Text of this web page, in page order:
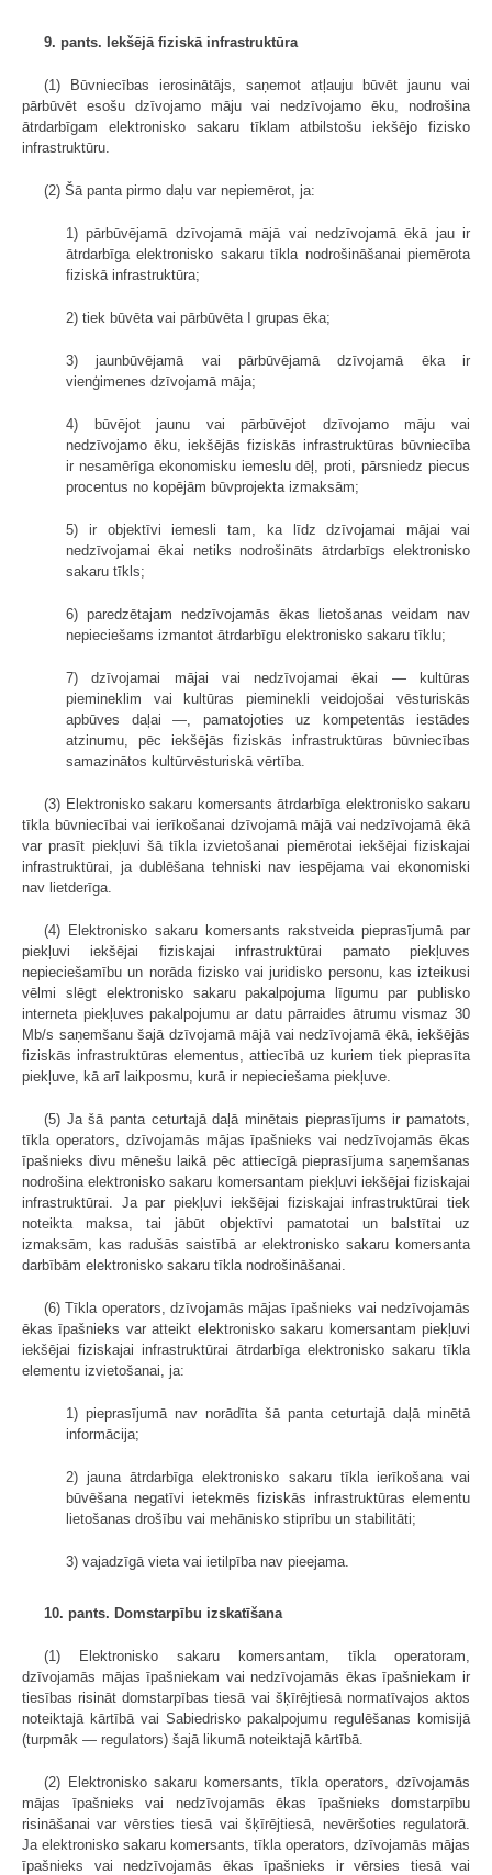
9. pants. Iekšējā fiziskā infrastruktūra
(1) Būvniecības ierosinātājs, saņemot atļauju būvēt jaunu vai
pārbūvēt esošu dzīvojamo māju vai nedzīvojamo ēku, nodrošina
ātrdarbīgam elektronisko sakaru tīklam atbilstošu iekšējo fizisko
infrastruktūru.
(2) Šā panta pirmo daļu var nepiemērot, ja:
1) pārbūvējamā dzīvojamā mājā vai nedzīvojamā ēkā jau ir
ātrdarbīga elektronisko sakaru tīkla nodrošināšanai piemērota
fiziskā infrastruktūra;
2) tiek būvēta vai pārbūvēta I grupas ēka;
3) jaunbūvējamā vai pārbūvējamā dzīvojamā ēka ir
vienģimenes dzīvojamā māja;
4) būvējot jaunu vai pārbūvējot dzīvojamo māju vai
nedzīvojamo ēku, iekšējās fiziskās infrastruktūras būvniecība
ir nesamērīga ekonomisku iemeslu dēļ, proti, pārsniedz piecus
procentus no kopējām būvprojekta izmaksām;
5) ir objektīvi iemesli tam, ka līdz dzīvojamai mājai vai
nedzīvojamai ēkai netiks nodrošināts ātrdarbīgs elektronisko
sakaru tīkls;
6) paredzētajam nedzīvojamās ēkas lietošanas veidam nav
nepieciešams izmantot ātrdarbīgu elektronisko sakaru tīklu;
7) dzīvojamai mājai vai nedzīvojamai ēkai — kultūras
piemineklim vai kultūras pieminekli veidojošai vēsturiskās
apbūves daļai —, pamatojoties uz kompetentās iestādes
atzinumu, pēc iekšējās fiziskās infrastruktūras būvniecības
samazinātos kultūrvēsturiskā vērtība.
(3) Elektronisko sakaru komersants ātrdarbīga elektronisko sakaru
tīkla būvniecībai vai ierīkošanai dzīvojamā mājā vai nedzīvojamā ēkā
var prasīt piekļuvi šā tīkla izvietošanai piemērotai iekšējai fiziskajai
infrastruktūrai, ja dublēšana tehniski nav iespējama vai ekonomiski
nav lietderīga.
(4) Elektronisko sakaru komersants rakstveida pieprasījumā par
piekļuvi iekšējai fiziskajai infrastruktūrai pamato piekļuves
nepieciešamību un norāda fizisko vai juridisko personu, kas izteikusi
vēlmi slēgt elektronisko sakaru pakalpojuma līgumu par publisko
interneta piekļuves pakalpojumu ar datu pārraides ātrumu vismaz 30
Mb/s saņemšanu šajā dzīvojamā mājā vai nedzīvojamā ēkā, iekšējās
fiziskās infrastruktūras elementus, attiecībā uz kuriem tiek pieprasīta
piekļuve, kā arī laikposmu, kurā ir nepieciešama piekļuve.
(5) Ja šā panta ceturtajā daļā minētais pieprasījums ir pamatots,
tīkla operators, dzīvojamās mājas īpašnieks vai nedzīvojamās ēkas
īpašnieks divu mēnešu laikā pēc attiecīgā pieprasījuma saņemšanas
nodrošina elektronisko sakaru komersantam piekļuvi iekšējai fiziskajai
infrastruktūrai. Ja par piekļuvi iekšējai fiziskajai infrastruktūrai tiek
noteikta maksa, tai jābūt objektīvi pamatotai un balstītai uz
izmaksām, kas radušās saistībā ar elektronisko sakaru komersanta
darbībām elektronisko sakaru tīkla nodrošināšanai.
(6) Tīkla operators, dzīvojamās mājas īpašnieks vai nedzīvojamās
ēkas īpašnieks var atteikt elektronisko sakaru komersantam piekļuvi
iekšējai fiziskajai infrastruktūrai ātrdarbīga elektronisko sakaru tīkla
elementu izvietošanai, ja:
1) pieprasījumā nav norādīta šā panta ceturtajā daļā minētā
informācija;
2) jauna ātrdarbīga elektronisko sakaru tīkla ierīkošana vai
būvēšana negatīvi ietekmēs fiziskās infrastruktūras elementu
lietošanas drošību vai mehānisko stiprību un stabilitāti;
3) vajadzīgā vieta vai ietilpība nav pieejama.
10. pants. Domstarpību izskatīšana
(1) Elektronisko sakaru komersantam, tīkla operatoram,
dzīvojamās mājas īpašniekam vai nedzīvojamās ēkas īpašniekam ir
tiesības risināt domstarpības tiesā vai šķīrējtiesā normatīvajos aktos
noteiktajā kārtībā vai Sabiedrisko pakalpojumu regulēšanas komisijā
(turpmāk — regulators) šajā likumā noteiktajā kārtībā.
(2) Elektronisko sakaru komersants, tīkla operators, dzīvojamās
mājas īpašnieks vai nedzīvojamās ēkas īpašnieks domstarpību
risināšanai var vērsties tiesā vai šķīrējtiesā, nevēršoties regulatorā.
Ja elektronisko sakaru komersants, tīkla operators, dzīvojamās mājas
īpašnieks vai nedzīvojamās ēkas īpašnieks ir vērsies tiesā vai